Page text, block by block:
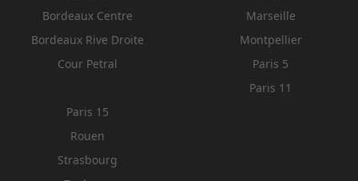
Bordeaux Centre
Bordeaux Rive Droite
Cour Petral
Marseille
Montpellier
Paris 5
Paris 11
Paris 15
Rouen
Strasbourg